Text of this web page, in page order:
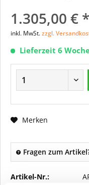
1.305,00 € *
inkl. MwSt.zzgl.
Lieferzeit 6
Merken
Fragen zum
Artikel-Nr.: